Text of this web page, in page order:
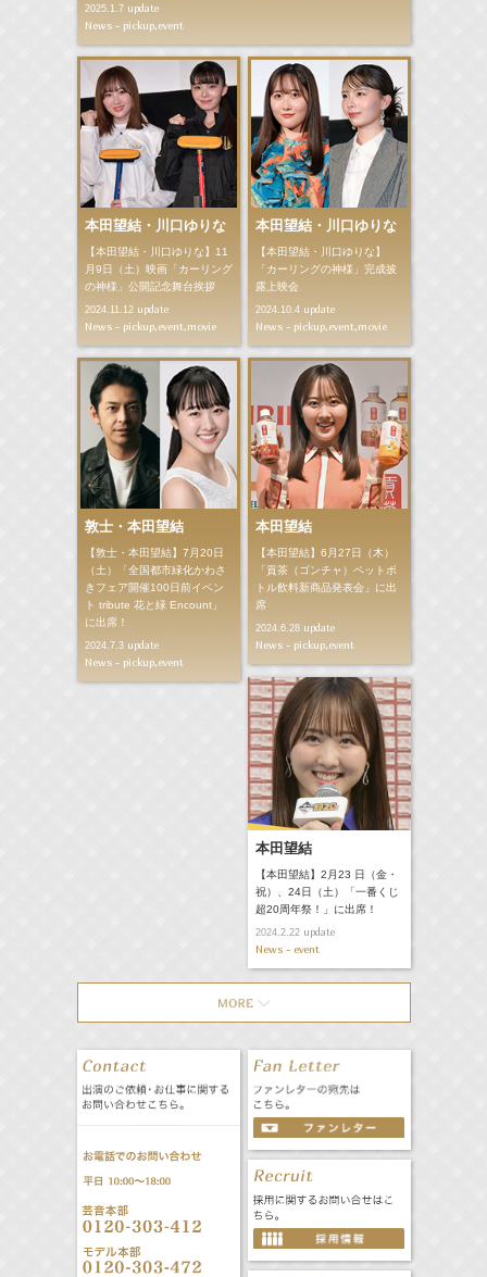
2025.1.7update
News - pickup,event
本田望結・川口ゆりな
【本田望結・川口ゆりな】11
月9日（土）映画「カーリング
の神様」公開記念舞台挨拶
2024.11.12update
News - pickup,event,movie
本田望結・川口ゆりな
【本田望結・川口ゆりな】
「カーリングの神様」完成披
露上映会
2024.10.4update
News - pickup,event,movie
敦士・本田望結
【敦士・本田望結】7月20日
（土）「全国都市緑化かわさ
きフェア開催100日前イベン
ト tribute 花と緑 Encount」
に出席！
2024.7.3update
News - pickup,event
本田望結
【本田望結】6月27日（木）
「貢茶（ゴンチャ）ペットボ
トル飲料新商品発表会」に出
席
2024.6.28update
News - pickup,event
本田望結
【本田望結】2月23 日（金・
祝）、24日（土）「一番くじ
超20周年祭！」に出席！
2024.2.22update
News - event